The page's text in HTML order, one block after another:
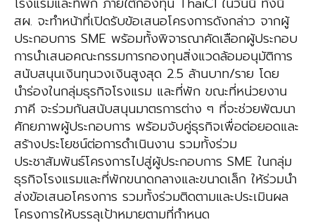
สผ. จะทำหน้าที่เปิดรับข้อเสนอโครงการดังกล่าว จากผู้
ประกอบการ SME พร้อมทั้งพิจารณาคัดเลือกผู้ประกอบ
การนำเสนอคณะกรรมการกองทุนสิ่งแวดล้อมอนุมัติการ
สนับสนุนเงินทุนวงเงินสูงสุด 2.5 ล้านบาท/ราย โดย
นำร่องในกลุ่มธุรกิจโรงแรม และที่พัก ขณะที่หน่วยงาน
ภาคี จะร่วมกันสนับสนุนมาตรการต่าง ๆ ที่จะช่วยพัฒนา
ศักยภาพผู้ประกอบการ พร้อมจับคู่ธุรกิจเพื่อต่อยอดและ
สร้างประโยชน์ต่อการดำเนินงาน รวมทั้งร่วม
ประชาสัมพันธ์โครงการไปสู่ผู้ประกอบการ SME ในกลุ่ม
ธุรกิจโรงแรมและที่พักขนาดกลางและขนาดเล็ก ให้ร่วมนำ
ส่งข้อเสนอโครงการ รวมทั้งร่วมติดตามและประเมินผล
โครงการให้บรรลุเป้าหมายตามที่กำหนด